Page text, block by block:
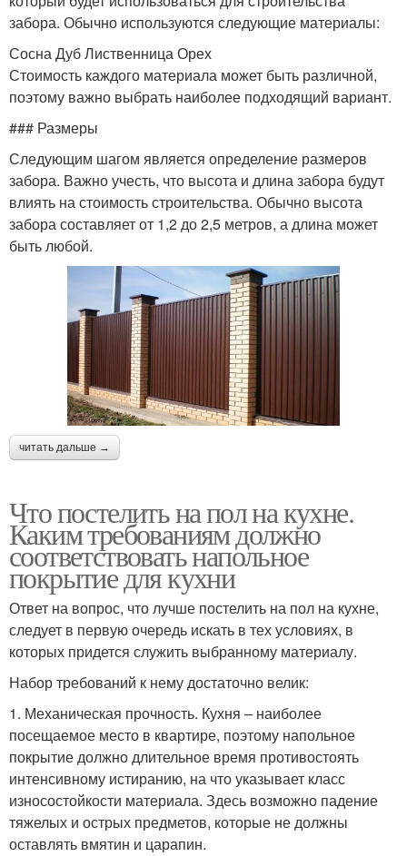
забора. Обычно используются следующие материалы:
Сосна Дуб Лиственница Орех
Стоимость каждого материала может быть различной,
поэтому важно выбрать наиболее подходящий вариант.
### Размеры
Следующим шагом является определение размеров
забора. Важно учесть, что высота и длина забора будут
влиять на стоимость строительства. Обычно высота
забора составляет от 1,2 до 2,5 метров, а длина может
быть любой.
читать дальше →
Что постелить на пол на кухне.
Каким требованиям должно
соответствовать напольное
покрытие для кухни
Ответ на вопрос, что лучше постелить на пол на кухне,
следует в первую очередь искать в тех условиях, в
которых придется служить выбранному материалу.
Набор требований к нему достаточно велик:
1. Механическая прочность. Кухня – наиболее
посещаемое место в квартире, поэтому напольное
покрытие должно длительное время противостоять
интенсивному истиранию, на что указывает класс
износостойкости материала. Здесь возможно падение
тяжелых и острых предметов, которые не должны
оставлять вмятин и царапин.